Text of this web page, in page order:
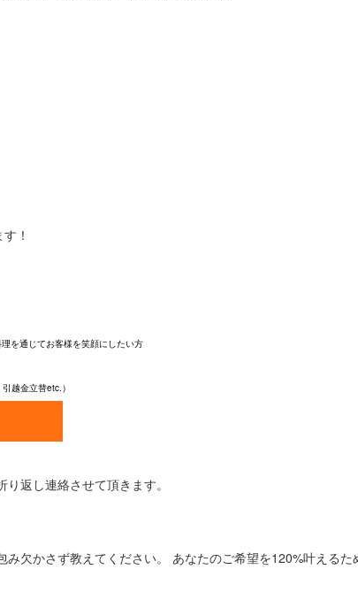
！
を通じてお客様を笑顔にしたい方
越金立替etc.）
返し連絡させて頂きます。
欠かさず教えてください。 あなたのご希望を120%叶えるた